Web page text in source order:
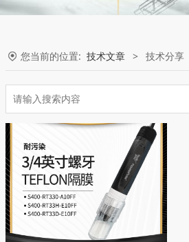
您当前的位置: 技术文章 > 技术分享